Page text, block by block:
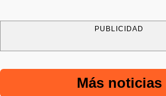
PUBLICIDAD
Más noticias